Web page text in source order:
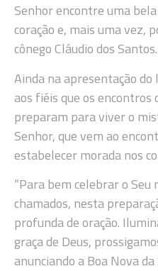
Senhor encontre uma
coração e, mais uma vez,
cônego Cláudio dos Santos.
Ainda na apresentação
aos fiéis que os
preparam para viver o
Senhor, que vem ao
estabelecer morada nos
“Para bem celebrar o Seu
chamados, nesta
profunda de oração.
graça de Deus,
anunciando a Boa Nova